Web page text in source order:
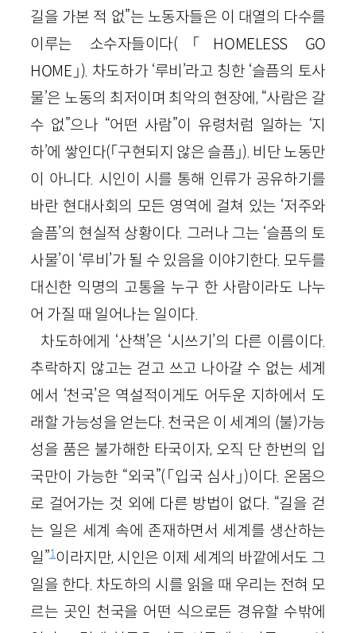
길을 가본 적 없”는 노동자들은 이 대열의 다수를
이루는 소수자들이다(「HOMELESS GO
HOME」). 차도하가 ‘루비’라고 칭한 ‘슬픔의 토사
물’은 노동의 최저이며 최악의 현장에, “사람은 갈
수 없”으나 “어떤 사람”이 유령처럼 일하는 ‘지
하’에 쌓인다(「구현되지 않은 슬픔」). 비단 노동만
이 아니다. 시인이 시를 통해 인류가 공유하기를
바란 현대사회의 모든 영역에 걸쳐 있는 ‘저주와
슬픔’의 현실적 상황이다. 그러나 그는 ‘슬픔의 토
사물’이 ‘루비’가 될 수 있음을 이야기한다. 모두를
대신한 익명의 고통을 누구 한 사람이라도 나누
어 가질 때 일어나는 일이다.
차도하에게 ‘산책’은 ‘시쓰기’의 다른 이름이다.
추락하지 않고는 걷고 쓰고 나아갈 수 없는 세계
에서 ‘천국’은 역설적이게도 어두운 지하에서 도
래할 가능성을 얻는다. 천국은 이 세계의 (불)가능
성을 품은 불가해한 타국이자, 오직 단 한번의 입
국만이 가능한 “외국”(「입국 심사」)이다. 온몸으
로 걸어가는 것 외에 다른 방법이 없다. “길을 걷
는 일은 세계 속에 존재하면서 세계를 생산하는
일”1이라지만, 시인은 이제 세계의 바깥에서도 그
일을 한다. 차도하의 시를 읽을 때 우리는 전혀 모
르는 곳인 천국을 어떤 식으로든 경유할 수밖에